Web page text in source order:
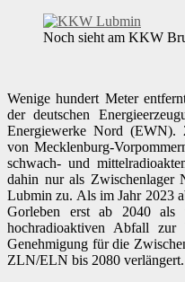
Noch sieht am KKW
Wenige hundert Meter
der deutschen
Energiewerke Nord (EWN).
von Mecklenburg-
schwach- und
dahin nur als Zwischenlager
Lubmin zu. Als im Jahr 2023
Gorleben erst ab 2040 als
hochradioaktiven Abfall
Genehmigung für die
ZLN/ELN bis 2080 verlängert.